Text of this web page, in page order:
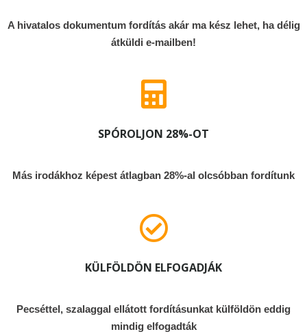
A hivatalos dokumentum fordítás akár ma kész lehet, ha délig
átküldi e-mailben!
SPÓROLJON 28%-OT
Más irodákhoz képest átlagban 28%-al olcsóbban fordítunk
KÜLFÖLDÖN ELFOGADJÁK
Pecséttel, szalaggal ellátott fordításunkat külföldön eddig
mindig elfogadták